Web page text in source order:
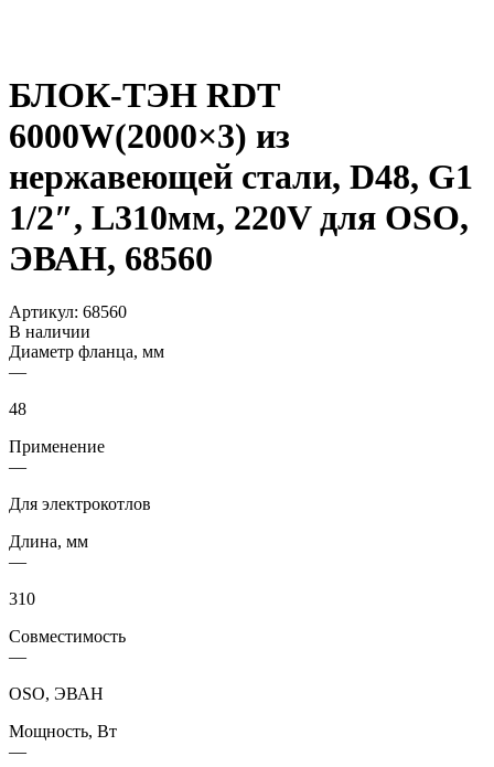
БЛОК-ТЭН RDT
6000W(2000×3) из
нержавеющей стали, D48, G1
1/2″, L310мм, 220V для OSO,
ЭВАН, 68560
Артикул: 68560
В наличии
Диаметр фланца, мм
—
48
Применение
—
Для электрокотлов
Длина, мм
—
310
Совместимость
—
OSO, ЭВАН
Мощность, Вт
—